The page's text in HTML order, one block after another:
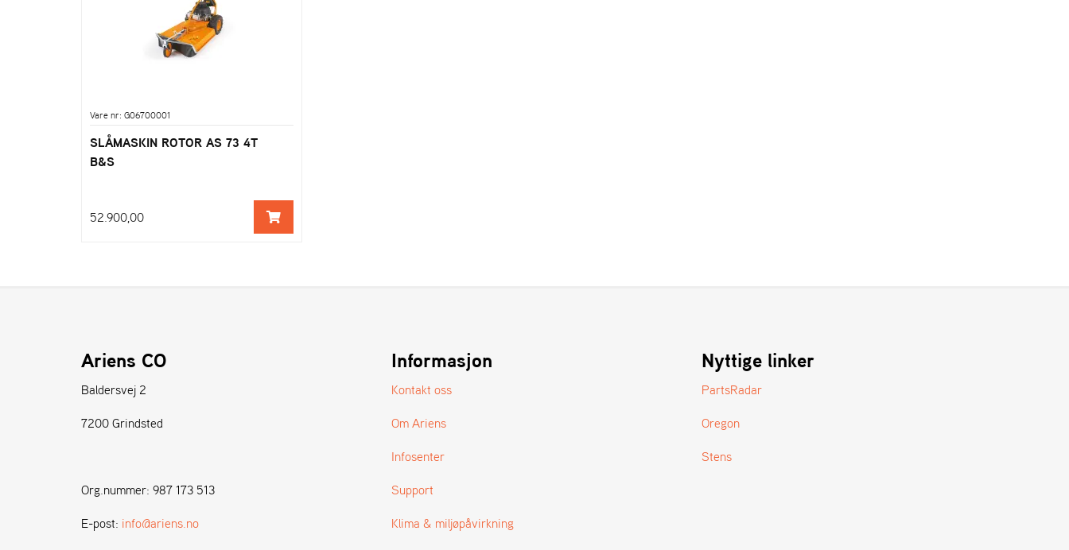
Vare nr: G06700001
SLÅMASKIN ROTOR AS 73 4T
B&S
52.900,00
Ariens CO
Baldersvej 2
7200 Grindsted
Org.nummer: 987 173 513
E-post: info@ariens.no
Informasjon
Kontakt oss
Om Ariens
Infosenter
Support
Klima & miljøpåvirkning
Nyttige linker
PartsRadar
Oregon
Stens